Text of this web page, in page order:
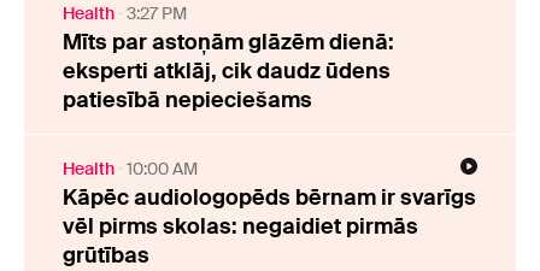
Health 3:27 PM
Mīts par astoņām glāzēm dienā:
eksperti atklāj, cik daudz ūdens
patiesībā nepieciešams
Health 10:00 AM
Kāpēc audiologopēds bērnam ir svarīgs
vēl pirms skolas: negaidiet pirmās
grūtības